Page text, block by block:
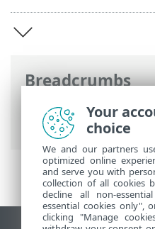
Breadcrumbs
Online-Help van
Security >ESET
Your
choice
We and our partners
optimized online
and serve you with
collection of all cookies
decline all non-
essential cookies only",
clicking "Manage